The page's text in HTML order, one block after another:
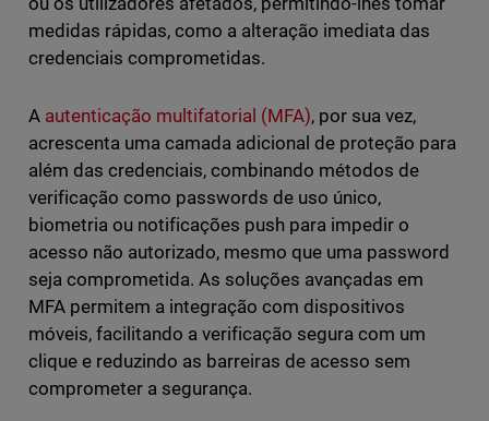
medidas rápidas, como a alteração imediata das
credenciais comprometidas.
Aautenticação multifatorial (MFA), por sua vez,
acrescenta uma camada adicional de proteção para
além das credenciais, combinando métodos de
verificação como passwords de uso único,
biometria ou notificações push para impedir o
acesso não autorizado, mesmo que uma password
seja comprometida. As soluções avançadas em
MFA permitem a integração com dispositivos
móveis, facilitando a verificação segura com um
clique e reduzindo as barreiras de acesso sem
comprometer a segurança.